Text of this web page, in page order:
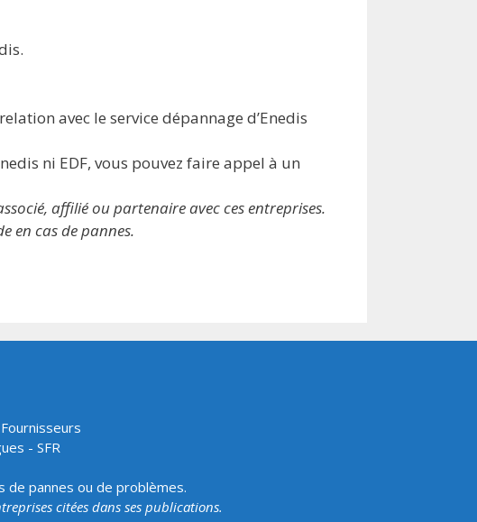
avec le service dépannage d’Enedis
ni EDF, vous pouvez faire appel à un
affilié ou partenaire avec ces entreprises.
en cas de pannes.
Fournisseurs
- SFR
de pannes ou de problèmes.
citées dans ses publications.